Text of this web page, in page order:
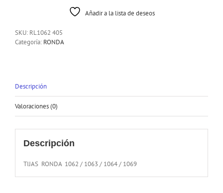
Añadir a la lista de deseos
SKU: RL1062 405
Categoría: RONDA
Descripción
Valoraciones (0)
Descripción
TIJAS RONDA 1062 / 1063 / 1064 / 1069